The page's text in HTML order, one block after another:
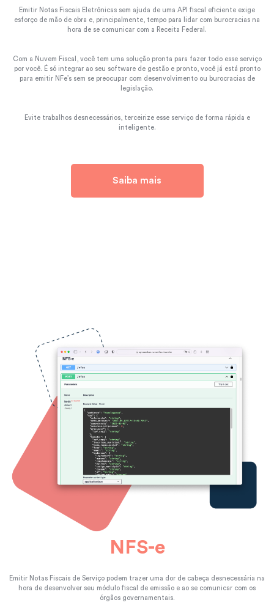
Emitir Notas Fiscais Eletrônicas sem ajuda de uma API fiscal eficiente exige
esforço de mão de obra e, principalmente, tempo para lidar com burocracias na
hora de se comunicar com a Receita Federal.
Com a Nuvem Fiscal, você tem uma solução pronta para fazer todo esse serviço
por você. É só integrar ao seu software de gestão e pronto, você já está pronto
para emitir NFe’s sem se preocupar com desenvolvimento ou burocracias de
legislação.
Evite trabalhos desnecessários, terceirize esse serviço de forma rápida e
inteligente.
Saiba mais
NFS-e
Emitir Notas Fiscais de Serviço podem trazer uma dor de cabeça desnecessária na
hora de desenvolver seu módulo fiscal de emissão e ao se comunicar com os
órgãos governamentais.